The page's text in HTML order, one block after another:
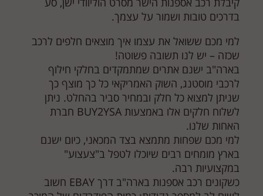
בדרכים טובות ושמור על עצמך.
למי מכם ששואל את עצמו איך מוצאים חלפים לרכב
שכזה – יש לנו תשובה פשוטה!
בארה"ב ישנם אתרים שמתמקדים בחלקי חילוף
לרכבי מוסטנג, השוק האמריקאי כל כך מוצף כך
שניתן למצוא כל חלק ובמחיר סביר בהחלט. ניתן
לשלוח חלקים אלו באמצעות BUY2YSA חברת
האחות שלנו.
למי מכם שפחות מתמצא בצד המכאני, כיום ישנם
בארץ מומחים רבים שיוכלו לטפל ב"צעצוע"
במקצועיות רבה.
כשקונים רכב אספנות בארה"ב דרך EBAY חשוב